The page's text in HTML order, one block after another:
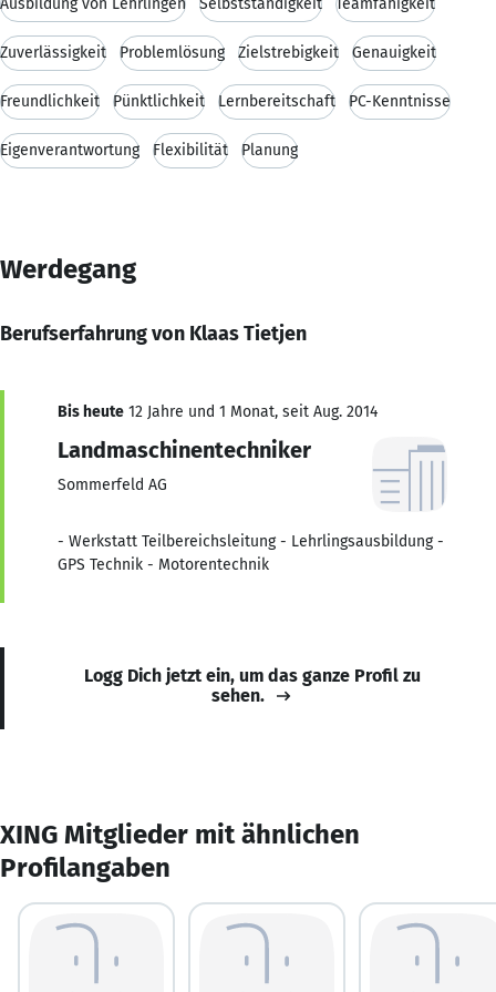
Zuverlässigkeit Problemlösung Zielstrebigkeit Genauigkeit
Freundlichkeit Pünktlichkeit Lernbereitschaft PC-Kenntnisse
Eigenverantwortung Flexibilität Planung
Werdegang
Berufserfahrung von Klaas Tietjen
Bis heute 12 Jahre und 1 Monat, seit Aug. 2014
Landmaschinentechniker
Sommerfeld AG
- Werkstatt Teilbereichsleitung - Lehrlingsausbildung -
GPS Technik - Motorentechnik
Logg Dich jetzt ein, um das ganze Profil zu
sehen.
XING Mitglieder mit ähnlichen
Profilangaben